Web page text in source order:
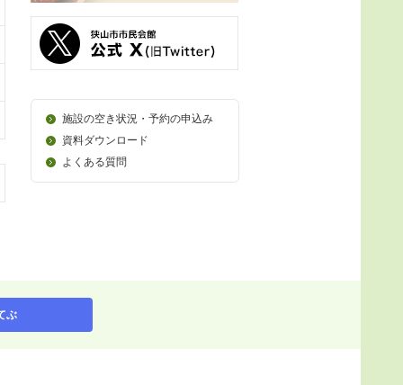
施設の空き状況・予約の申込み
資料ダウンロード
よくある質問
ぶ